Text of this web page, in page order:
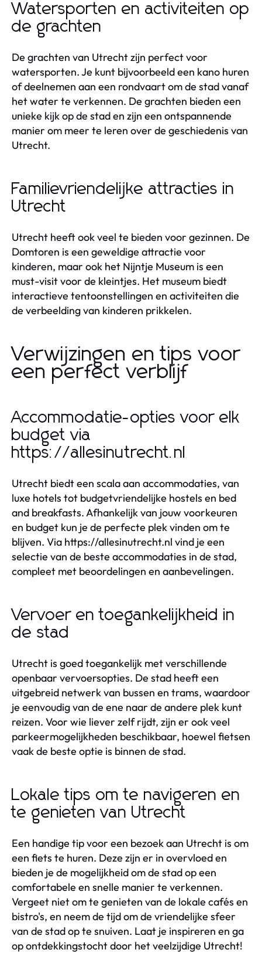
Watersporten en activiteiten op
de grachten
De grachten van Utrecht zijn perfect voor
watersporten. Je kunt bijvoorbeeld een kano huren
of deelnemen aan een rondvaart om de stad vanaf
het water te verkennen. De grachten bieden een
unieke kijk op de stad en zijn een ontspannende
manier om meer te leren over de geschiedenis van
Utrecht.
Familievriendelijke attracties in
Utrecht
Utrecht heeft ook veel te bieden voor gezinnen. De
Domtoren is een geweldige attractie voor
kinderen, maar ook het Nijntje Museum is een
must-visit voor de kleintjes. Het museum biedt
interactieve tentoonstellingen en activiteiten die
de verbeelding van kinderen prikkelen.
Verwijzingen en tips voor
een perfect verblijf
Accommodatie-opties voor elk
budget via
https://allesinutrecht.nl
Utrecht biedt een scala aan accommodaties, van
luxe hotels tot budgetvriendelijke hostels en bed
and breakfasts. Afhankelijk van jouw voorkeuren
en budget kun je de perfecte plek vinden om te
blijven. Via https://allesinutrecht.nl vind je een
selectie van de beste accommodaties in de stad,
compleet met beoordelingen en aanbevelingen.
Vervoer en toegankelijkheid in
de stad
Utrecht is goed toegankelijk met verschillende
openbaar vervoersopties. De stad heeft een
uitgebreid netwerk van bussen en trams, waardoor
je eenvoudig van de ene naar de andere plek kunt
reizen. Voor wie liever zelf rijdt, zijn er ook veel
parkeermogelijkheden beschikbaar, hoewel fietsen
vaak de beste optie is binnen de stad.
Lokale tips om te navigeren en
te genieten van Utrecht
Een handige tip voor een bezoek aan Utrecht is om
een fiets te huren. Deze zijn er in overvloed en
bieden je de mogelijkheid om de stad op een
comfortabele en snelle manier te verkennen.
Vergeet niet om te genieten van de lokale cafés en
bistro's, en neem de tijd om de vriendelijke sfeer
van de stad op te snuiven. Laat je inspireren en ga
op ontdekkingstocht door het veelzijdige Utrecht!